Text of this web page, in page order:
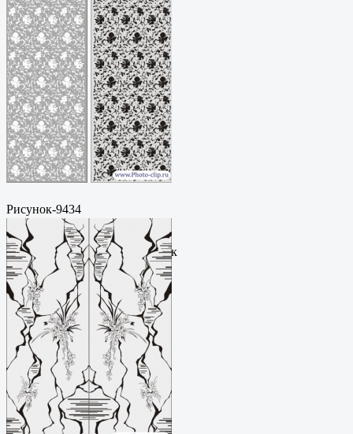
Рисунок-9434
Пескоструйный
рисунокФормат: cdrЦена: 200
руб.Метки: векторный рисунок